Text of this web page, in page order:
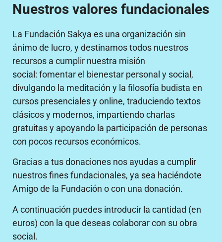
Nuestros valores fundacionales
La Fundación Sakya es una organización sin
ánimo de lucro, y destinamos todos nuestros
recursos a cumplir nuestra misión
social: fomentar el bienestar personal y social,
divulgando la meditación y la filosofía budista en
cursos presenciales y online, traduciendo textos
clásicos y modernos, impartiendo charlas
gratuitas y apoyando la participación de personas
con pocos recursos económicos.
Gracias a tus donaciones nos ayudas a cumplir
nuestros fines fundacionales, ya sea haciéndote
Amigo de la Fundación o con una donación.
A continuación puedes introducir la cantidad (en
euros) con la que deseas colaborar con su obra
social.